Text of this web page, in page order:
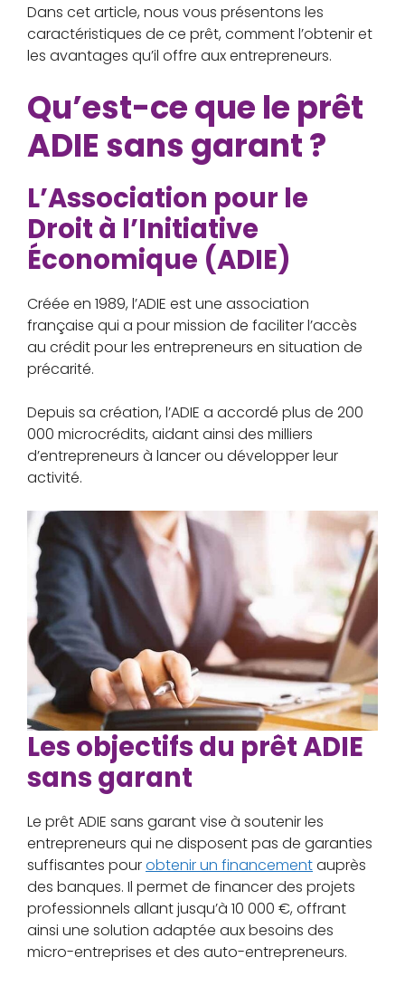
Dans cet article, nous vous présentons les
caractéristiques de ce prêt, comment l’obtenir et
les avantages qu’il offre aux entrepreneurs.
Qu’est-ce que le prêt
ADIE sans garant ?
L’Association pour le
Droit à l’Initiative
Économique (ADIE)
Créée en 1989, l’ADIE est une association
française qui a pour mission de faciliter l’accès
au crédit pour les entrepreneurs en situation de
précarité.
Depuis sa création, l’ADIE a accordé plus de 200
000 microcrédits, aidant ainsi des milliers
d’entrepreneurs à lancer ou développer leur
activité.
Les objectifs du prêt ADIE
sans garant
Le prêt ADIE sans garant vise à soutenir les
entrepreneurs qui ne disposent pas de garanties
suffisantes pourobtenir un financementauprès
des banques. Il permet de financer des projets
professionnels allant jusqu’à 10 000 €, offrant
ainsi une solution adaptée aux besoins des
micro-entreprises et des auto-entrepreneurs.